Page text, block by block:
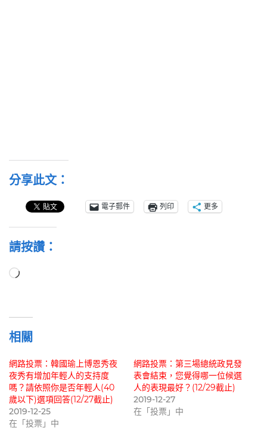
分享此文：
電子郵件 列印 更多
請按讚：
正
相關
網路投票：韓國瑜上博恩秀夜
夜秀有增加年輕人的支持度
嗎？請依照你是否年輕人(40
歲以下)選項回答(12/27截止)
2019-12-25
在「投票」中
網路投票：第三場總統政見發
表會結束，您覺得哪一位候選
人的表現最好？(12/29截止)
2019-12-27
在「投票」中